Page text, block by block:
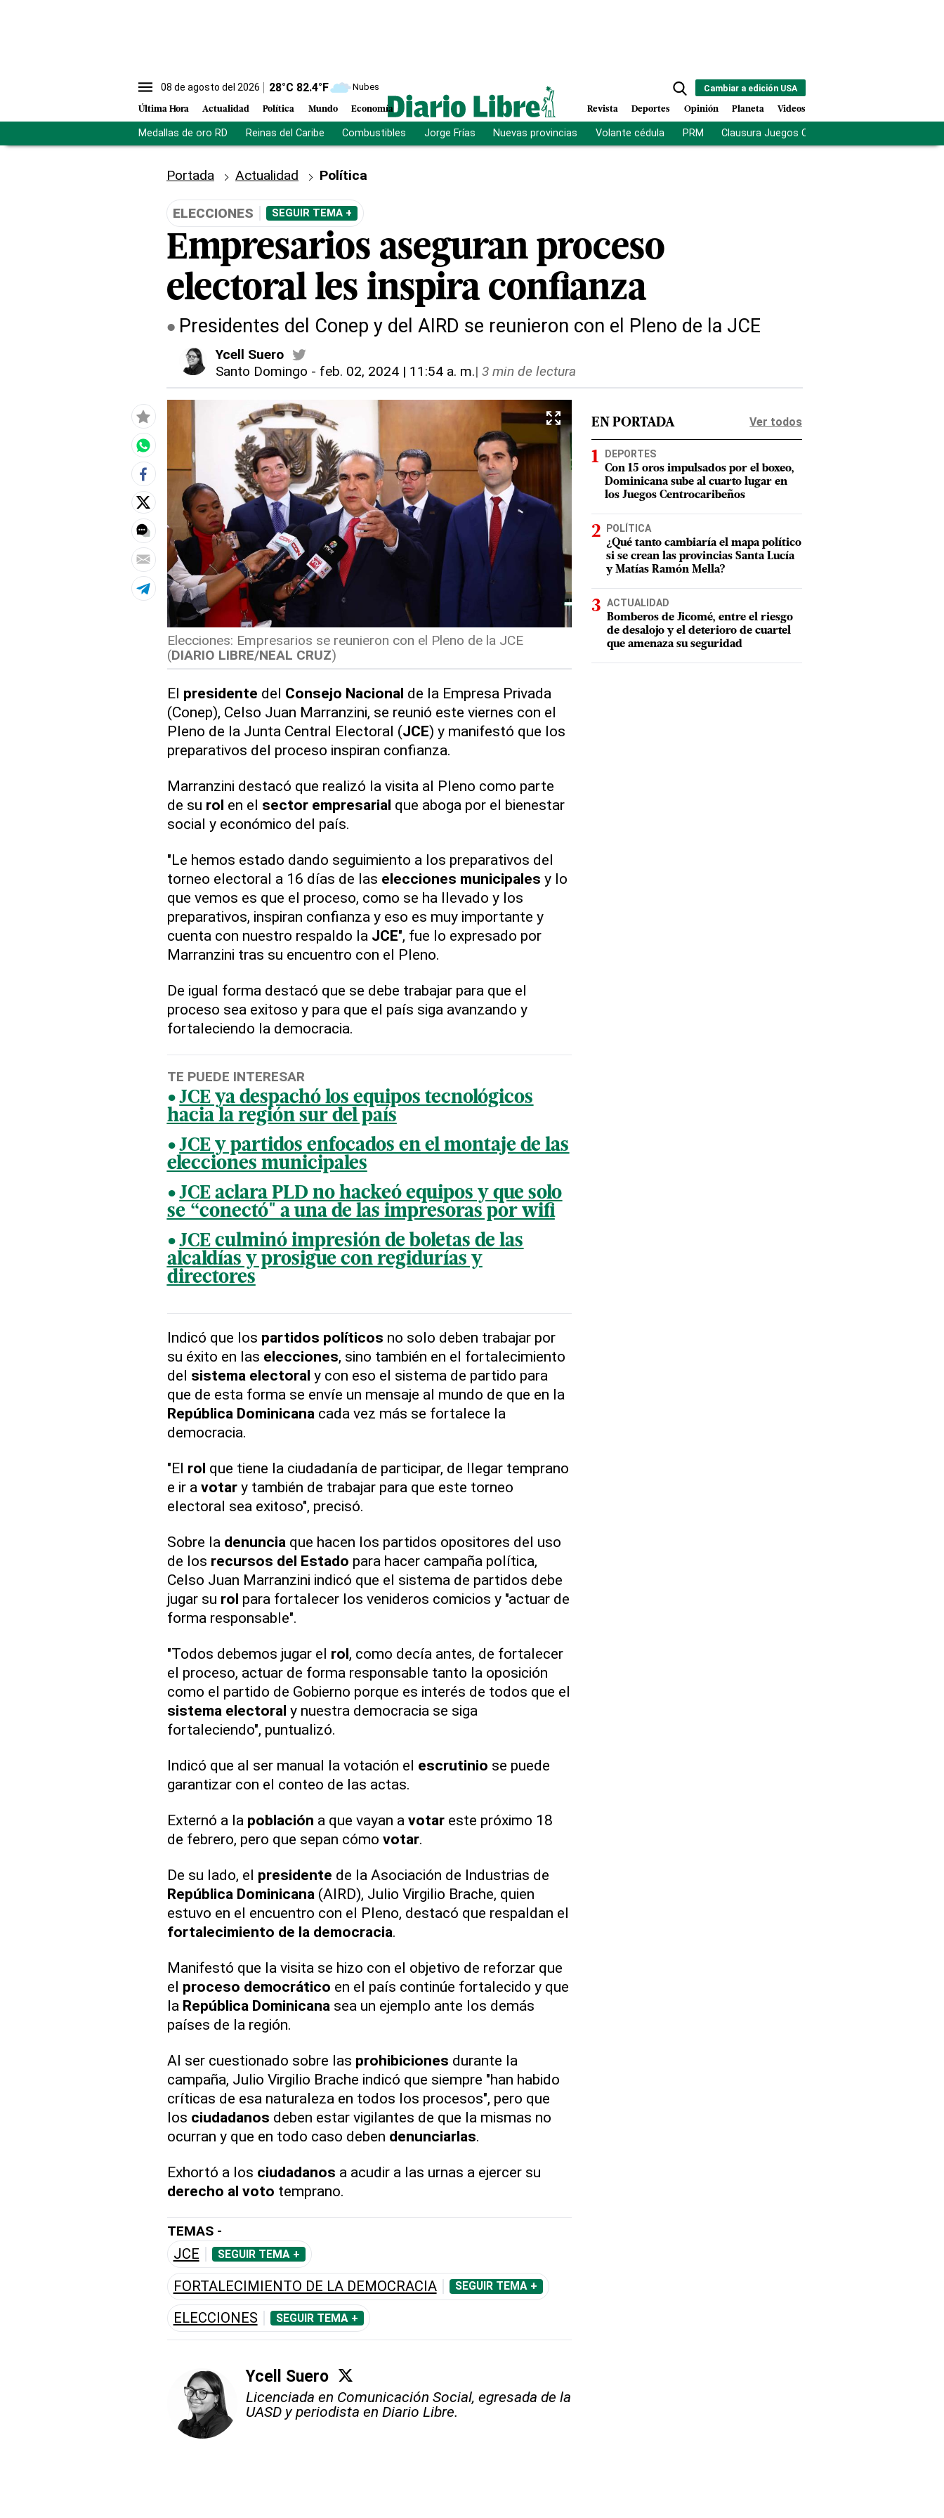
08 de agosto del 2026 28°C 82.4°F Nubes
Última Hora Actualidad Política Mundo Economía
Cambiar a edición USA
Revista Deportes Opinión Planeta Videos
Medallas de oro RD Reinas del Caribe Combustibles Jorge Frías Nuevas provincias Volante cédula PRM Clausura Juegos Centroamericanos
Portada Actualidad Política
ELECCIONES SEGUIR TEMA +
Empresarios aseguran proceso
electoral les inspira confianza
Presidentes del Conep y del AIRD se reunieron con el Pleno de la JCE
Ycell Suero
Santo Domingo - feb. 02, 2024 | 11:54 a. m.| 3 min de lectura
Elecciones: Empresarios se reunieron con el Pleno de la JCE
(DIARIO LIBRE/NEAL CRUZ)
El presidente del Consejo Nacional de la Empresa Privada
(Conep), Celso Juan Marranzini, se reunió este viernes con el
Pleno de la Junta Central Electoral (JCE) y manifestó que los
preparativos del proceso inspiran confianza.
Marranzini destacó que realizó la visita al Pleno como parte
de su rol en el sector empresarial que aboga por el bienestar
social y económico del país.
"Le hemos estado dando seguimiento a los preparativos del
torneo electoral a 16 días de las elecciones municipales y lo
que vemos es que el proceso, como se ha llevado y los
preparativos, inspiran confianza y eso es muy importante y
cuenta con nuestro respaldo la JCE", fue lo expresado por
Marranzini tras su encuentro con el Pleno.
De igual forma destacó que se debe trabajar para que el
proceso sea exitoso y para que el país siga avanzando y
fortaleciendo la democracia.
TE PUEDE INTERESAR
JCE ya despachó los equipos tecnológicos
hacia la región sur del país
JCE y partidos enfocados en el montaje de las
elecciones municipales
JCE aclara PLD no hackeó equipos y que solo
se “conectó" a una de las impresoras por wifi
JCE culminó impresión de boletas de las
alcaldías y prosigue con regidurías y
directores
Indicó que los partidos políticos no solo deben trabajar por
su éxito en las elecciones, sino también en el fortalecimiento
del sistema electoral y con eso el sistema de partido para
que de esta forma se envíe un mensaje al mundo de que en la
República Dominicanacada vez más se fortalece la
democracia.
"El rol que tiene la ciudadanía de participar, de llegar temprano
e ir a votary también de trabajar para que este torneo
electoral sea exitoso", precisó.
Sobre la denunciaque hacen los partidos opositores del uso
de los recursos del Estado para hacer campaña política,
Celso Juan Marranzini indicó que el sistema de partidos debe
jugar su rol para fortalecer los venideros comicios y "actuar de
forma responsable".
"Todos debemos jugar el rol, como decía antes, de fortalecer
el proceso, actuar de forma responsable tanto la oposición
como el partido de Gobierno porque es interés de todos que el
sistema electoral y nuestra democracia se siga
fortaleciendo", puntualizó.
Indicó que al ser manual la votación el escrutinio se puede
garantizar con el conteo de las actas.
Externó a la población a que vayan a votareste próximo 18
de febrero, pero que sepan cómo votar.
De su lado, el presidente de la Asociación de Industrias de
República Dominicana(AIRD), Julio Virgilio Brache, quien
estuvo en el encuentro con el Pleno, destacó que respaldan el
fortalecimiento de la democracia.
Manifestó que la visita se hizo con el objetivo de reforzar que
el proceso democrático en el país continúe fortalecido y que
la República Dominicanasea un ejemplo ante los demás
países de la región.
Al ser cuestionado sobre las prohibiciones durante la
campaña, Julio Virgilio Brache indicó que siempre "han habido
críticas de esa naturaleza en todos los procesos", pero que
los ciudadanos deben estar vigilantes de que la mismas no
ocurran y que en todo caso deben denunciarlas.
Exhortó a los ciudadanos a acudir a las urnas a ejercer su
derecho al voto temprano.
TEMAS -
JCE SEGUIR TEMA +
FORTALECIMIENTO DE LA DEMOCRACIA SEGUIR TEMA +
ELECCIONES SEGUIR TEMA +
Ycell Suero
Licenciada en Comunicación Social, egresada de la
UASD y periodista en Diario Libre.
EN PORTADA Ver todos
DEPORTES
Con 15 oros impulsados por el boxeo,
Dominicana sube al cuarto lugar en
los Juegos Centrocaribeños
POLÍTICA
¿Qué tanto cambiaría el mapa político
si se crean las provincias Santa Lucía
y Matías Ramón Mella?
ACTUALIDAD
Bomberos de Jicomé, entre el riesgo
de desalojo y el deterioro de cuartel
que amenaza su seguridad